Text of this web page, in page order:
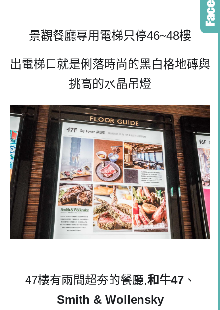
景觀餐廳專用電梯只停46~48樓
出電梯口就是俐落時尚的黑白格地磚與
挑高的水晶吊燈
47樓有兩間超夯的餐廳,和牛47、
Smith & Wollensky